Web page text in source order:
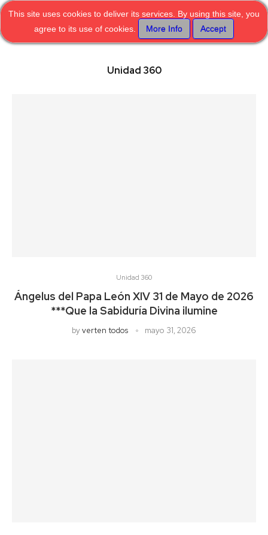
Unidad 360
Unidad 360
Ángelus del Papa León XIV 31 de Mayo de 2026
***Que la Sabiduría Divina ilumine
byverten todos mayo 31, 2026
This site uses cookies to deliver its services. By using this site, you
agree to its use of cookies.
More Info Accept